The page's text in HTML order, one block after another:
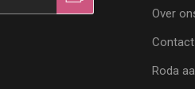
Over
Contact
Roda